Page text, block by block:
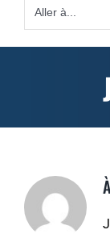
Aller à...